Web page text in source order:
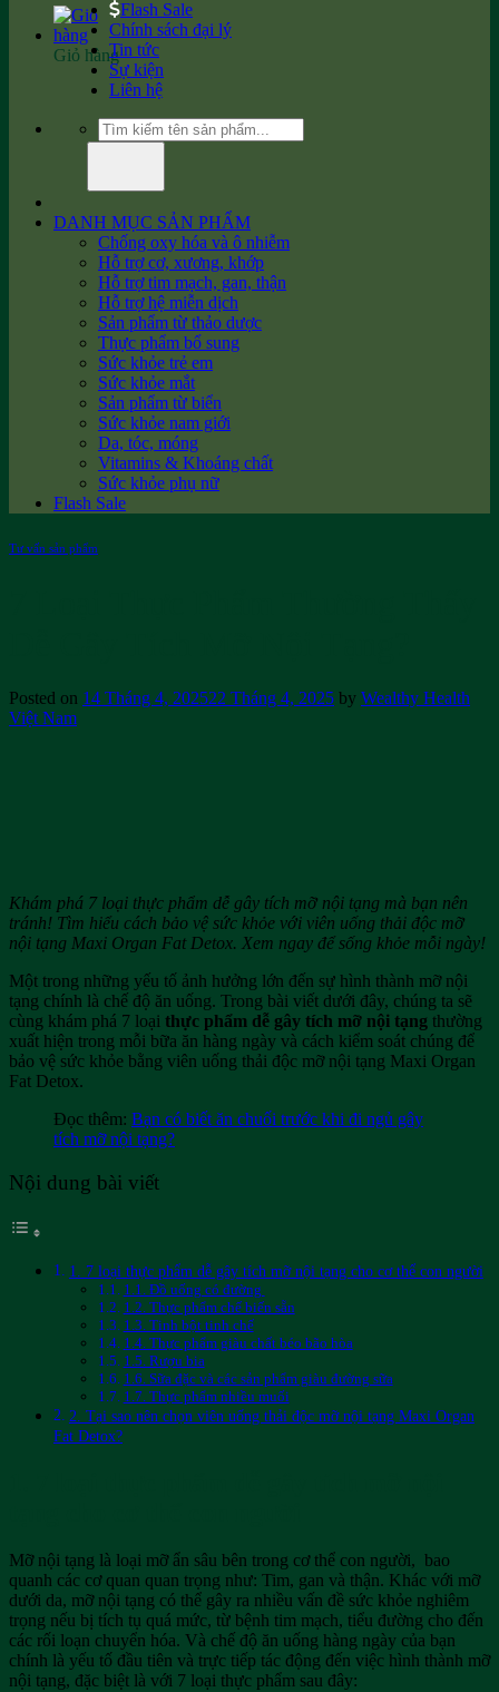
Giỏ hàng
Flash Sale
Chính sách đại lý
Tin tức
Sự kiện
Liên hệ
Tìm
kiếm:
DANH MỤC SẢN PHẨM
Chống oxy hóa và ô nhiễm
Hỗ trợ cơ, xương, khớp
Hỗ trợ tim mạch, gan, thận
Hỗ trợ hệ miễn dịch
Sản phẩm từ thảo dược
Thực phẩm bổ sung
Sức khỏe trẻ em
Sức khỏe mắt
Sản phẩm từ biển
Sức khỏe nam giới
Da, tóc, móng
Vitamins & Khoáng chất
Sức khỏe phụ nữ
Flash Sale
Tư vấn sản phẩm
Posted on 14 Tháng 4, 202522 Tháng 4, 2025 by Wealthy Health
Việt Nam
Khám phá 7 loại thực phẩm dễ gây tích mỡ nội tạng mà bạn nên
tránh! Tìm hiểu cách bảo vệ sức khỏe với viên uống thải độc mỡ
nội tạng Maxi Organ Fat Detox. Xem ngay để sống khỏe mỗi ngày!
Một trong những yếu tố ảnh hưởng lớn đến sự hình thành mỡ nội
tạng chính là chế độ ăn uống. Trong bài viết dưới đây, chúng ta sẽ
cùng khám phá 7 loại thực phẩm dễ gây tích mỡ nội tạng thường
xuất hiện trong mỗi bữa ăn hàng ngày và cách kiểm soát chúng để
bảo vệ sức khỏe bằng viên uống thải độc mỡ nội tạng Maxi Organ
Fat Detox.
Đọc thêm: Bạn có biết ăn chuối trước khi đi ngủ gây
tích mỡ nội tạng?
Nội dung bài viết
1. 7 loại thực phẩm dễ gây tích mỡ nội tạng cho cơ thể con người
1.1. Đồ uống có đường
1.2. Thực phẩm chế biến sẵn
1.3. Tinh bột tinh chế
1.4. Thực phẩm giàu chất béo bão hòa
1.5. Rượu bia
1.6. Sữa đặc và các sản phẩm giàu đường sữa
1.7. Thực phẩm nhiều muối
2. Tại sao nên chọn viên uống thải độc mỡ nội tạng Maxi Organ
Fat Detox?
Mỡ nội tạng là loại mỡ ẩn sâu bên trong cơ thể con người, bao
quanh các cơ quan quan trọng như: Tim, gan và thận. Khác với mỡ
dưới da, mỡ nội tạng có thể gây ra nhiều vấn đề sức khỏe nghiêm
trọng nếu bị tích tụ quá mức, từ bệnh tim mạch, tiểu đường cho đến
các rối loạn chuyển hóa. Và chế độ ăn uống hàng ngày của bạn
chính là yếu tố đầu tiên và trực tiếp tác động đến việc hình thành mỡ
nội tạng, đặc biệt là với 7 loại thực phẩm sau đây: